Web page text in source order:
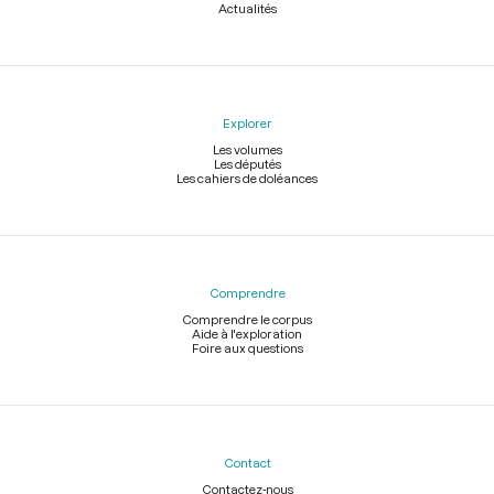
Actualités
Explorer
Les volumes
Les députés
Les cahiers de doléances
Comprendre
Comprendre le corpus
Aide à l'exploration
Foire aux questions
Contact
Contactez-nous